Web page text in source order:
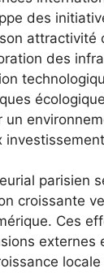
des
attractivité
des
un
parisien
croissante
Ces
externes